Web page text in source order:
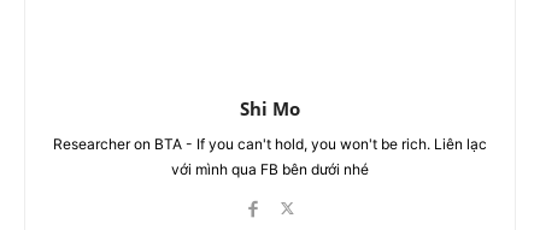
Shi Mo
Researcher on BTA - If you can't hold, you won't be rich. Liên lạc
với mình qua FB bên dưới nhé